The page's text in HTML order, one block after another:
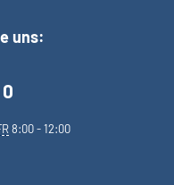
uns:
8:00 - 12:00